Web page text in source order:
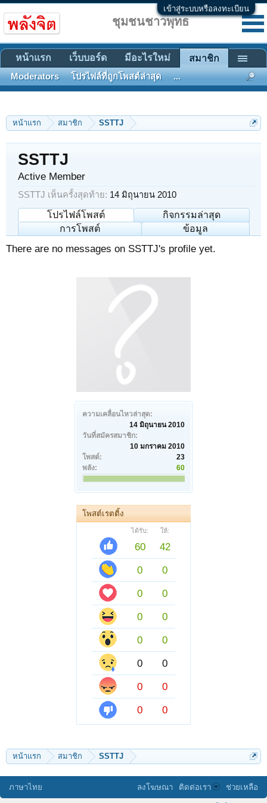
เข้าสู่ระบบหรือลงทะเบียน
หน้าแรก สมาชิก SSTTJ
ความเคลื่อนไหวล่าสุด:
14 มิถุนายน 2010
วันที่สมัครสมาชิก:
10 มกราคม 2010
โพสต์:
23
พลัง:
60
โพสต์เรตติ้ง
ได้รับ: ให้:
60
42
0
0
0
0
0
0
0
0
0
0
0
0
0
0
SSTTJ
Active Member
SSTTJ เห็นครั้งสุดท้าย: 14 มิถุนายน 2010
โปรไฟล์โพสต์
กิจกรรมล่าสุด
การโพสต์
ข้อมูล
There are no messages on SSTTJ's profile yet.
หน้าแรก สมาชิก SSTTJ
ชุมชนชาวพุทธ
หน้าแรก เว็บบอร์ด มีอะไรใหม่ สมาชิก
Moderators โปรไฟล์ที่ถูกโพสต์ล่าสุด ...
ภาษาไทย ลงโฆษณา ติดต่อเรา ช่วยเหลือ